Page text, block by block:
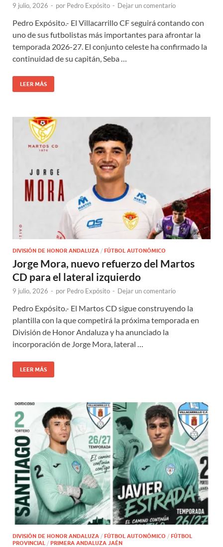
9 julio, 2026 - por Pedro Expósito - Dejar un comentario
Pedro Expósito.- El Villacarrillo CF seguirá contando con
uno de sus futbolistas más importantes para afrontar la
temporada 2026-27. El conjunto celeste ha confirmado la
continuidad de su capitán, Seba …
LEER MÁS
DIVISIÓN DE HONOR ANDALUZA / FÚTBOL AUTONÓMICO
Jorge Mora, nuevo refuerzo del Martos
CD para el lateral izquierdo
9 julio, 2026 - por Pedro Expósito - Dejar un comentario
Pedro Expósito.- El Martos CD sigue construyendo la
plantilla con la que competirá la próxima temporada en
División de Honor Andaluza y ha anunciado la
incorporación de Jorge Mora, lateral …
LEER MÁS
DIVISIÓN DE HONOR ANDALUZA / FÚTBOL AUTONÓMICO / FÚTBOL
PROVINCIAL / PRIMERA ANDALUZA JAÉN